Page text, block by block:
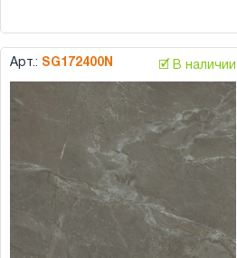
Арт.: SG172400N 🗹 В наличии